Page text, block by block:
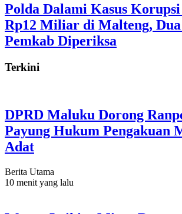
Polda Dalami Kasus
Rp12 Miliar di Malteng,
Pemkab Diperiksa
Terkini
DPRD Maluku Dorong
Payung Hukum Pengakuan
Adat
Berita Utama
10 menit yang lalu